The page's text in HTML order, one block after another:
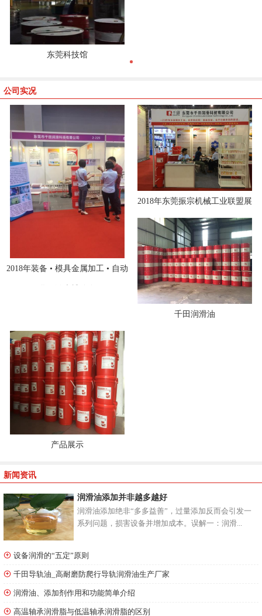
东莞科技馆
公司实况
2018年装备 • 模具金属加工 • 自动
2018年东莞振宗机械工业联盟展
千田润滑油
产品展示
新闻资讯
润滑油添加并非越多越好
润滑油添加绝非“多多益善”，过量添加反而会引发一
系列问题，损害设备并增加成本。误解一：润滑...
设备润滑的“五定”原则
千田导轨油_高耐磨防爬行导轨润滑油生产厂家
润滑油、添加剂作用和功能简单介绍
高温轴承润滑脂与低温轴承润滑脂的区别